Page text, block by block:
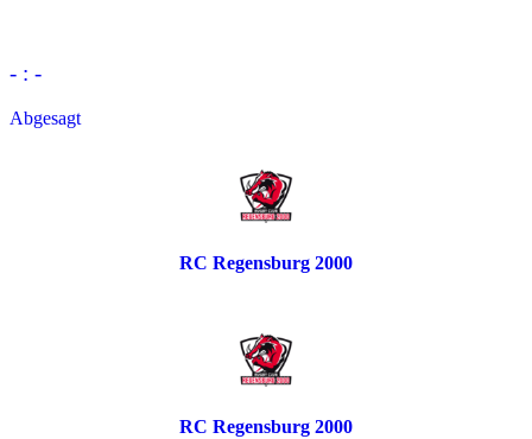
- : -
Abgesagt
RC Regensburg 2000
RC Regensburg 2000